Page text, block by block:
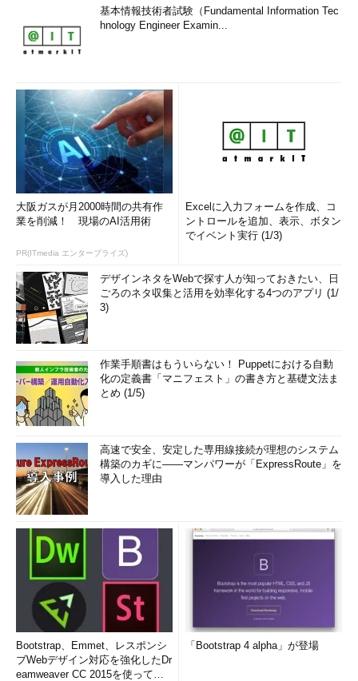
基本情報技術者試験（Fundamental Information Tec
hnology Engineer Examin...
大阪ガスが月2000時間の共有作
業を削減！ 現場のAI活用術
PR(ITmedia エンタープライズ)
Excelに入力フォームを作成、コ
ントロールを追加、表示、ボタン
でイベント実行 (1/3)
デザインネタをWebで探す人が知っておきたい、日
ごろのネタ収集と活用を効率化する4つのアプリ (1/
3)
作業手順書はもういらない！ Puppetにおける自動
化の定義書「マニフェスト」の書き方と基礎文法ま
とめ (1/5)
高速で安全、安定した専用線接続が理想のシステム
構築のカギに――マンパワーが「ExpressRoute」を
導入した理由
Bootstrap、Emmet、レスポンシ
ブWebデザイン対応を強化したDr
eamweaver CC 2015を使って
「Bootstrap 4 alpha」が登場